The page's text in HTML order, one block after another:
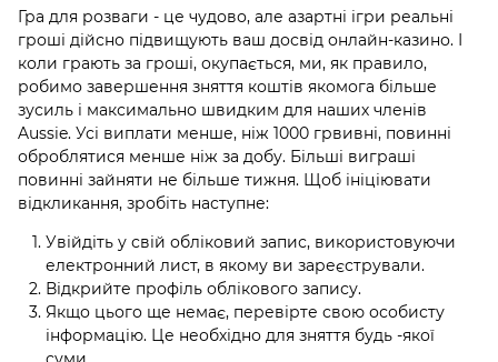
Гра для розваги - це чудово, але азартні ігри реальні
гроші дійсно підвищують ваш досвід онлайн-казино. І
коли грають за гроші, окупається, ми, як правило,
робимо завершення зняття коштів якомога більше
зусиль і максимально швидким для наших членів
Aussie. Усі виплати менше, ніж 1000 грвивні, повинні
оброблятися менше ніж за добу. Більші виграші
повинні зайняти не більше тижня. Щоб ініціювати
відкликання, зробіть наступне:
Увійдіть у свій обліковий запис, використовуючи
електронний лист, в якому ви зареєстрували.
Відкрийте профіль облікового запису.
Якщо цього ще немає, перевірте свою особисту
інформацію. Це необхідно для зняття будь -якої